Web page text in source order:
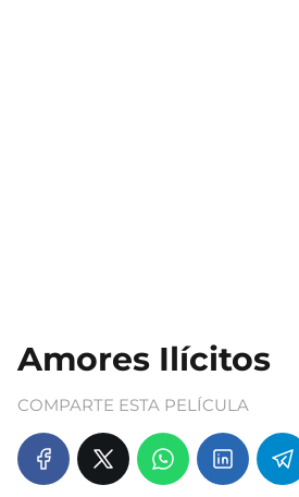
Amores Ilícitos
COMPARTE ESTA PELÍCULA